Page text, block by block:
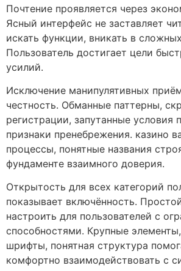
Почтение проявляется через
Ясный интерфейс не заставляет
искать функции, вникать в
Пользователь достигает цели
усилий.
Исключение манипулятивных
честность. Обманные паттерны,
регистрации, запутанные
признаки пренебрежения. казино
процессы, понятные названия
фундаменте взаимного доверия.
Открытость для всех категорий
показывает включённость.
настроить для пользователей с
способностями. Крупные
шрифты, понятная структура
комфортно взаимодействовать с